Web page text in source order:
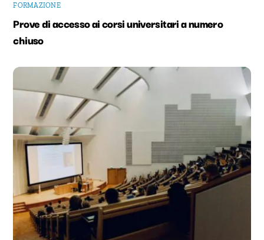
FORMAZIONE
Prove di accesso ai corsi universitari a numero
chiuso